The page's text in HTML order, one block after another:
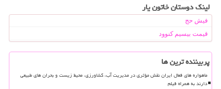
لینک دوستان خاتون یار
فیش حج
قیمت بیسیم کنوود
پربیننده ترین ها
ماهواره های فعال ایران نقش مؤثری در مدیریت آب، کشاورزی، محیط زیست و بحران های طبیعی
دارند به همراه فیلم